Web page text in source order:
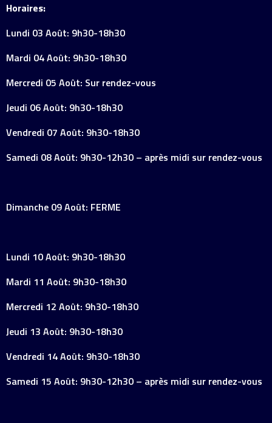
Horaires:
Lundi 03 Août: 9h30-18h30
Mardi 04 Août: 9h30-18h30
Mercredi 05 Août: Sur rendez-vous
Jeudi 06 Août: 9h30-18h30
Vendredi 07 Août: 9h30-18h30
Samedi 08 Août: 9h30-12h30 – après midi sur rendez-vous
Dimanche 09 Août: FERME
Lundi 10 Août: 9h30-18h30
Mardi 11 Août: 9h30-18h30
Mercredi 12 Août: 9h30-18h30
Jeudi 13 Août: 9h30-18h30
Vendredi 14 Août: 9h30-18h30
Samedi 15 Août: 9h30-12h30 – après midi sur rendez-vous